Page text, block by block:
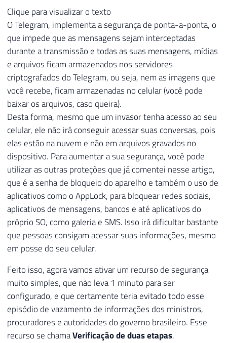
Clique para visualizar o texto
O Telegram, implementa a segurança de ponta-a-ponta, o
que impede que as mensagens sejam interceptadas
durante a transmissão e todas as suas mensagens, mídias
e arquivos ficam armazenados nos servidores
criptografados do Telegram, ou seja, nem as imagens que
você recebe, ficam armazenadas no celular (você pode
baixar os arquivos, caso queira).
Desta forma, mesmo que um invasor tenha acesso ao seu
celular, ele não irá conseguir acessar suas conversas, pois
elas estão na nuvem e não em arquivos gravados no
dispositivo. Para aumentar a sua segurança, você pode
utilizar as outras proteções que já comentei nesse artigo,
que é a senha de bloqueio do aparelho e também o uso de
aplicativos como o AppLock, para bloquear redes sociais,
aplicativos de mensagens, bancos e até aplicativos do
próprio SO, como galeria e SMS. Isso irá dificultar bastante
que pessoas consigam acessar suas informações, mesmo
em posse do seu celular.
Feito isso, agora vamos ativar um recurso de segurança
muito simples, que não leva 1 minuto para ser
configurado, e que certamente teria evitado todo esse
episódio de vazamento de informações dos ministros,
procuradores e autoridades do governo brasileiro. Esse
recurso se chamaVerificação de duas etapas.